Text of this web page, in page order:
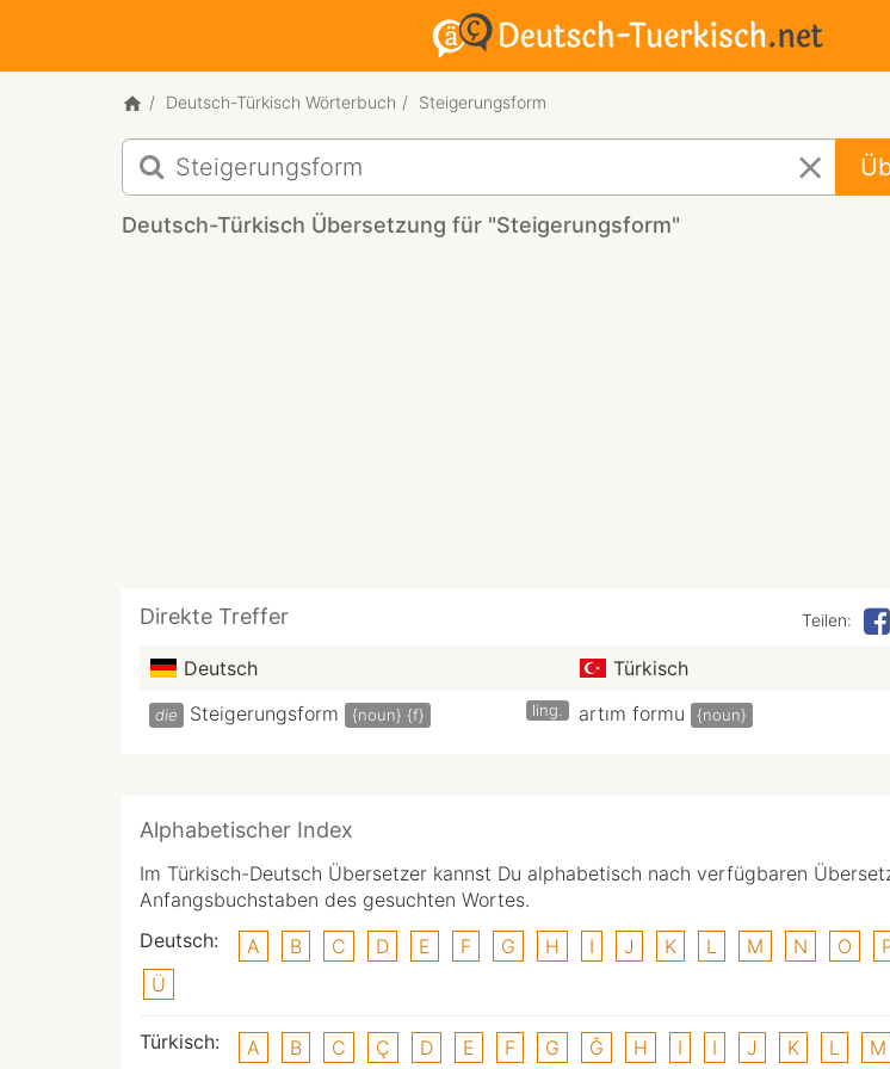
Deutsch-Türkisch Wörterbuch Steigerungsform
Deutsch-
Türkisch
Übersetzung
für
Deutsch-Türkisch Übersetzung für "Steigerungsform"
Direkte Treffer Teilen:
Deutsch Türkisch
die Steigerungsform {noun} {f} ling. artım formu {noun}
Alphabetischer Index
Im Türkisch-Deutsch Übersetzer kannst Du alphabetisch nach verfügbaren
Anfangsbuchstaben des gesuchten Wortes.
Deutsch:
A B C D E F G H I J K L M N O
Ü
Türkisch: A B C Ç D E F G Ğ H I I J K L M